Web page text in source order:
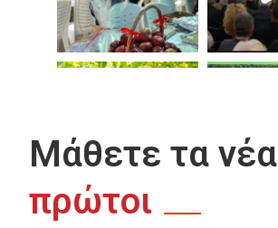
Μάθετε τα νέα
πρώτοι